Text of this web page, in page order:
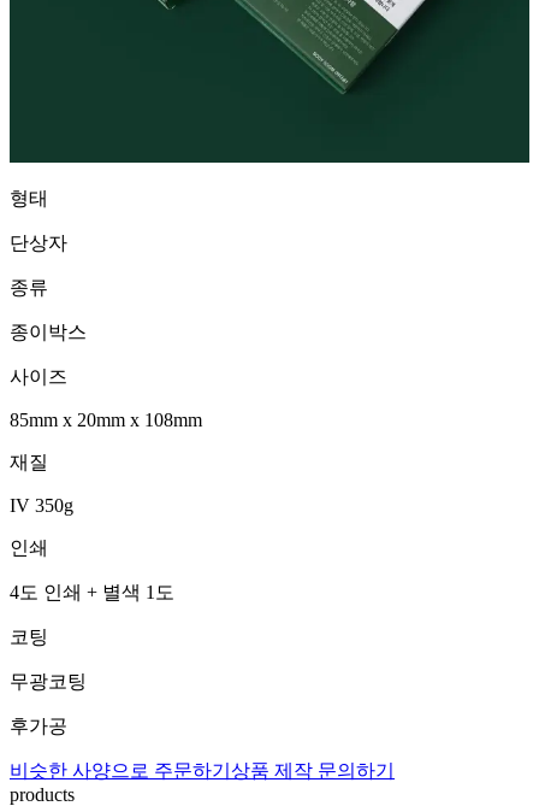
형태
단상자
종류
종이박스
사이즈
85mm x 20mm x 108mm
재질
IV 350g
인쇄
4도 인쇄 + 별색 1도
코팅
무광코팅
후가공
비슷한 사양으로 주문하기 상품 제작 문의하기
products